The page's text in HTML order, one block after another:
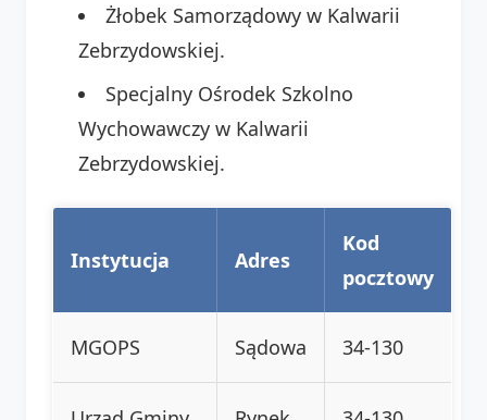
Żłobek Samorządowy w Kalwarii
Zebrzydowskiej.
Specjalny Ośrodek Szkolno
Wychowawczy w Kalwarii
Zebrzydowskiej.
Instytucja Adres
Kod
pocztowy
MGOPS Sądowa 34-130